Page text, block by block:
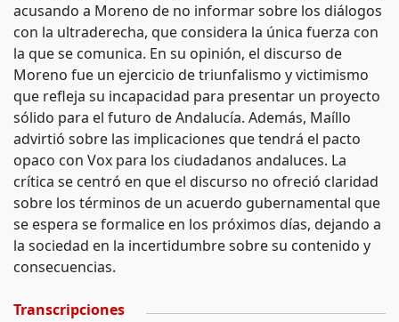
acusando a Moreno de no informar sobre los diálogos
con la ultraderecha, que considera la única fuerza con
la que se comunica. En su opinión, el discurso de
Moreno fue un ejercicio de triunfalismo y victimismo
que refleja su incapacidad para presentar un proyecto
sólido para el futuro de Andalucía. Además, Maíllo
advirtió sobre las implicaciones que tendrá el pacto
opaco con Vox para los ciudadanos andaluces. La
crítica se centró en que el discurso no ofreció claridad
sobre los términos de un acuerdo gubernamental que
se espera se formalice en los próximos días, dejando a
la sociedad en la incertidumbre sobre su contenido y
consecuencias.
Transcripciones